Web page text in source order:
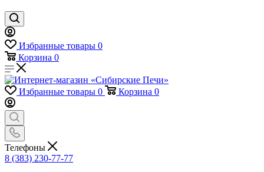
Избранные товары 0
Корзина 0
Избранные товары 0 Корзина 0
Телефоны
8 (383) 230-77-77